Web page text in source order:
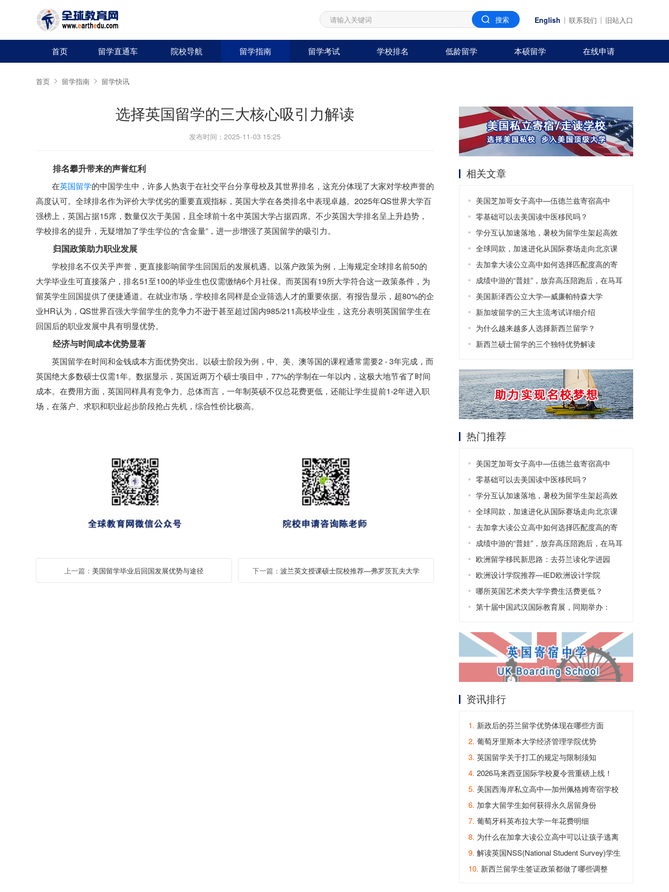
English 联系我们 旧站入口
首页 留学直通车 院校导航 留学指南 留学考试 学校排名 低龄留学 本硕留学 在线申请
首页 留学指南 留学快讯
选择英国留学的三大核心吸引力解读
发布时间：2025-11-03 15:25
排名攀升带来的声誉红利
在英国留学的中国学生中，许多人热衷于在社交平台分享母校及其世界排名，这充分体现了大家对学校声誉的
高度认可。全球排名作为评价大学优劣的重要直观指标，英国大学在各类排名中表现卓越。2025年QS世界大学百
强榜上，英国占据15席，数量仅次于美国，且全球前十名中英国大学占据四席。不少英国大学排名呈上升趋势，
学校排名的提升，无疑增加了学生学位的“含金量”，进一步增强了英国留学的吸引力。
归国政策助力职业发展
学校排名不仅关乎声誉，更直接影响留学生回国后的发展机遇。以落户政策为例，上海规定全球排名前50的
大学毕业生可直接落户，排名51至100的毕业生也仅需缴纳6个月社保。而英国有19所大学符合这一政策条件，为
留英学生回国提供了便捷通道。在就业市场，学校排名同样是企业筛选人才的重要依据。有报告显示，超80%的企
业HR认为，QS世界百强大学留学生的竞争力不逊于甚至超过国内985/211高校毕业生，这充分表明英国留学生在
回国后的职业发展中具有明显优势。
经济与时间成本优势显著
英国留学在时间和金钱成本方面优势突出。以硕士阶段为例，中、美、澳等国的课程通常需要2 - 3年完成，而
英国绝大多数硕士仅需1年。数据显示，英国近两万个硕士项目中，77%的学制在一年以内，这极大地节省了时间
成本。在费用方面，英国同样具有竞争力。总体而言，一年制英硕不仅总花费更低，还能让学生提前1-2年进入职
场，在落户、求职和职业起步阶段抢占先机，综合性价比极高。
上一篇： 美国留学毕业后回国发展优势与途径 下一篇： 波兰英文授课硕士院校推荐—弗罗茨瓦夫大学
相关文章
美国芝加哥女子高中—伍德兰兹寄宿高中
零基础可以去美国读中医移民吗？
学分互认加速落地，暑校为留学生架起高效
修读学分的桥梁
全球同款，加速进化从国际赛场走向北京课
堂
去加拿大读公立高中如何选择匹配度高的寄
宿家庭？
成绩中游的“普娃”，放弃高压陪跑后，在马耳
他找回了自信！
美国新泽西公立大学—威廉帕特森大学
新加坡留学的三大主流考试详细介绍
为什么越来越多人选择新西兰留学？
新西兰硕士留学的三个独特优势解读
热门推荐
美国芝加哥女子高中—伍德兰兹寄宿高中
零基础可以去美国读中医移民吗？
学分互认加速落地，暑校为留学生架起高效
修读学分的桥梁
全球同款，加速进化从国际赛场走向北京课
堂
去加拿大读公立高中如何选择匹配度高的寄
宿家庭？
成绩中游的“普娃”，放弃高压陪跑后，在马耳
他找回了自信！
欧洲留学移民新思路：去芬兰读化学进园
区，工作两年拿永居？
欧洲设计学院推荐—IED欧洲设计学院
哪所英国艺术类大学学费生活费更低？
第十届中国武汉国际教育展，同期举办：
资讯排行
1. 新政后的芬兰留学优势体现在哪些方面
2. 葡萄牙里斯本大学经济管理学院优势
3. 英国留学关于打工的规定与限制须知
4. 2026马来西亚国际学校夏令营重磅上线！
5. 美国西海岸私立高中—加州佩格姆寄宿学校
6. 加拿大留学生如何获得永久居留身份
7. 葡萄牙科英布拉大学一年花费明细
8. 为什么在加拿大读公立高中可以让孩子逃离
内卷？
9. 解读英国NSS(National Student Survey)学生
满意度调查
10. 新西兰留学生签证政策都做了哪些调整